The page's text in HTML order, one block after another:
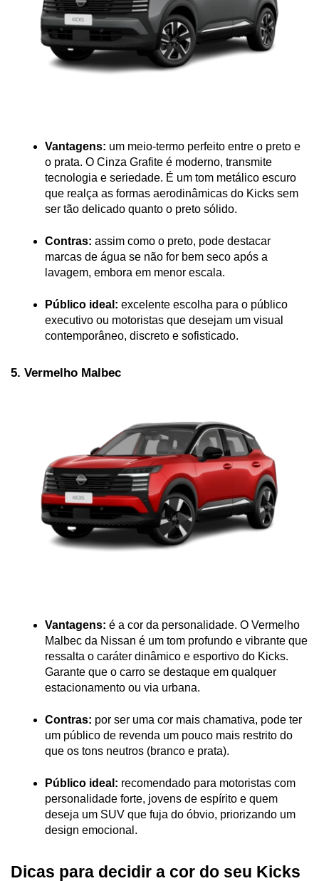
Vantagens: um meio-termo perfeito entre o preto e
o prata. O Cinza Grafite é moderno, transmite
tecnologia e seriedade. É um tom metálico escuro
que realça as formas aerodinâmicas do Kicks sem
ser tão delicado quanto o preto sólido.
Contras: assim como o preto, pode destacar
marcas de água se não for bem seco após a
lavagem, embora em menor escala.
Público ideal: excelente escolha para o público
executivo ou motoristas que desejam um visual
contemporâneo, discreto e sofisticado.
5. Vermelho Malbec
Vantagens: é a cor da personalidade. O Vermelho
Malbec da Nissan é um tom profundo e vibrante que
ressalta o caráter dinâmico e esportivo do Kicks.
Garante que o carro se destaque em qualquer
estacionamento ou via urbana.
Contras: por ser uma cor mais chamativa, pode ter
um público de revenda um pouco mais restrito do
que os tons neutros (branco e prata).
Público ideal: recomendado para motoristas com
personalidade forte, jovens de espírito e quem
deseja um SUV que fuja do óbvio, priorizando um
design emocional.
Dicas para decidir a cor do seu Kicks